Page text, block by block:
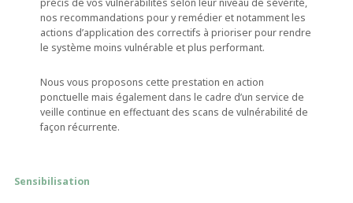
précis de vos vulnérabilités selon leur niveau de sévérité,
nos recommandations pour y remédier et notamment les
actions d’application des correctifs à prioriser pour rendre
le système moins vulnérable et plus performant.
Nous vous proposons cette prestation en action
ponctuelle mais également dans le cadre d’un service de
veille continue en effectuant des scans de vulnérabilité de
façon récurrente.
Sensibilisation